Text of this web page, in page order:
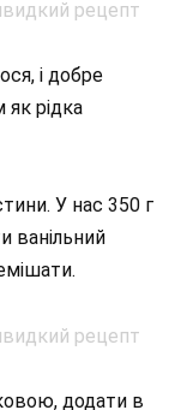
і добре
як рідка
У нас 350 г
ванільний
додати в